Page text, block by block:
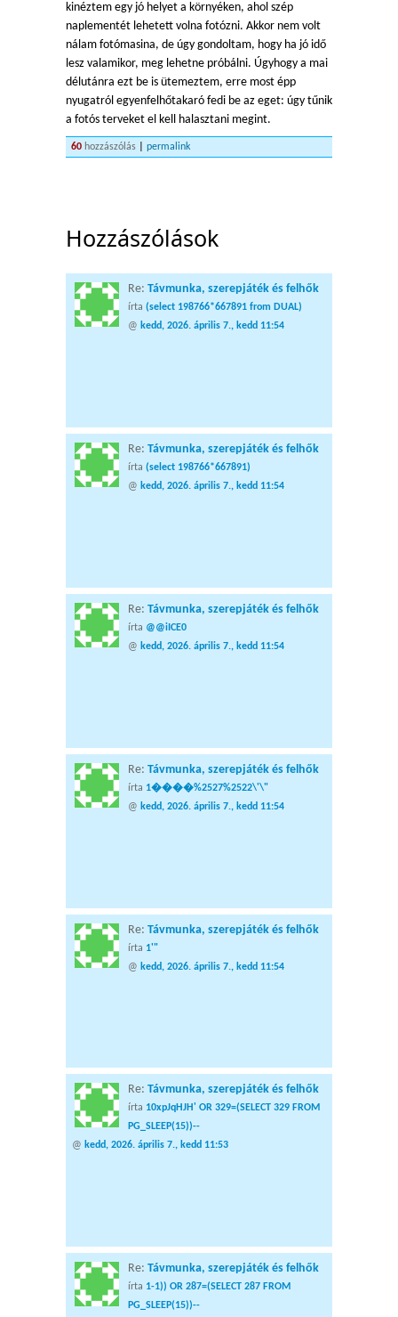
kinéztem egy jó helyet a környéken, ahol szép
naplementét lehetett volna fotózni. Akkor nem volt
nálam fotómasina, de úgy gondoltam, hogy ha jó idő
lesz valamikor, meg lehetne próbálni. Úgyhogy a mai
délutánra ezt be is ütemeztem, erre most épp
nyugatról egyenfelhőtakaró fedi be az eget: úgy tűnik
a fotós terveket el kell halasztani megint.
60 hozzászólás permalink
Hozzászólások
Re: Távmunka, szerepjáték és felhők
írta (select 198766*667891 from DUAL)
@ kedd, 2026. április 7., kedd 11:54
Re: Távmunka, szerepjáték és felhők
írta (select 198766*667891)
@ kedd, 2026. április 7., kedd 11:54
Re: Távmunka, szerepjáték és felhők
írta @@iICE0
@ kedd, 2026. április 7., kedd 11:54
Re: Távmunka, szerepjáték és felhők
írta 1����%2527%2522\'\"
@ kedd, 2026. április 7., kedd 11:54
Re: Távmunka, szerepjáték és felhők
írta 1'"
@ kedd, 2026. április 7., kedd 11:54
Re: Távmunka, szerepjáték és felhők
írta 10xpJqHJH' OR 329=(SELECT 329 FROM
PG_SLEEP(15))--
@ kedd, 2026. április 7., kedd 11:53
Re: Távmunka, szerepjáték és felhők
írta 1-1)) OR 287=(SELECT 287 FROM
PG_SLEEP(15))--